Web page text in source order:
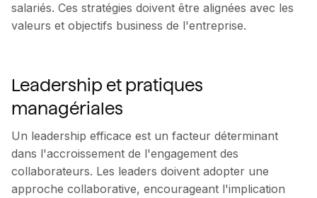
salariés. Ces stratégies doivent être alignées avec les
valeurs et objectifs business de l'entreprise.
Leadership et pratiques
managériales
Un leadership efficace est un facteur déterminant
dans l'accroissement de l'engagement des
collaborateurs. Les leaders doivent adopter une
approche collaborative, encourageant l'implication